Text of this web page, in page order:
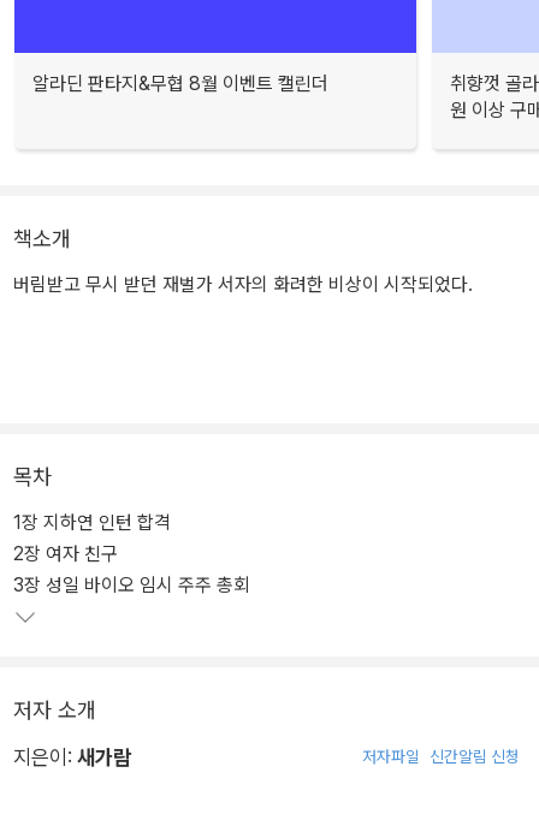
알라딘 판타지&무협 8월 이벤트 캘린더
취향껏 골
원 이상 구
책소개
버림받고 무시 받던 재벌가 서자의 화려한 비상이 시작되었다.
목차
1장 지하연 인턴 합격
2장 여자 친구
3장 성일 바이오 임시 주주 총회
저자 소개
지은이: 새가람 저자파일 신간알림 신청